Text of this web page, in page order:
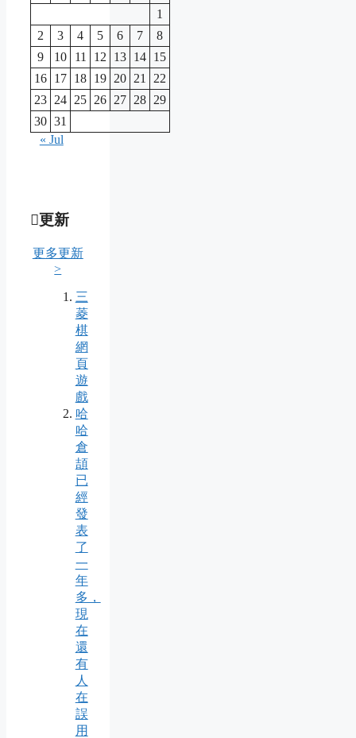
1
2
3 4 5 6 7
8
9
10 11 12 13 14 15
16 17 18 19 20 21
22
23 24 25 26 27 28 29
30 31
« Jul
更新
更多更新
>
三
菱
棋
網
頁
遊
戲
哈
哈
倉
頡
已
經
發
表
了
一
年
多，
現
在
還
有
人
在
誤
用